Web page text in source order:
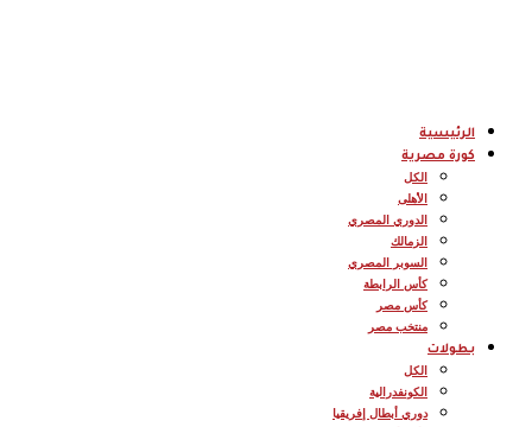
الرئيسية
كورة مصرية
الكل
الأهلى
الدوري المصري
الزمالك
السوبر المصري
كأس الرابطة
كأس مصر
منتخب مصر
بطولات
الكل
الكونفدرالية
دوري أبطال إفريقيا